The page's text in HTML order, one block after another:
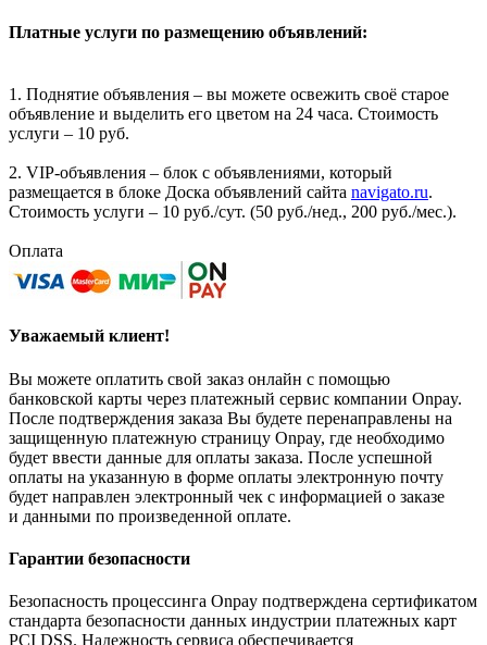
Платные услуги по размещению объявлений:
1. Поднятие объявления – вы можете освежить своё старое
объявление и выделить его цветом на 24 часа. Стоимость
услуги – 10 руб.
2. VIP-объявления – блок с объявлениями, который
размещается в блоке Доска объявлений сайта navigato.ru.
Стоимость услуги – 10 руб./сут. (50 руб./нед., 200 руб./мес.).
Оплата
Уважаемый клиент!
Вы можете оплатить свой заказ онлайн с помощью
банковской карты через платежный сервис компании Onpay.
После подтверждения заказа Вы будете перенаправлены на
защищенную платежную страницу Onpay, где необходимо
будет ввести данные для оплаты заказа. После успешной
оплаты на указанную в форме оплаты электронную почту
будет направлен электронный чек с информацией о заказе
и данными по произведенной оплате.
Гарантии безопасности
Безопасность процессинга Onpay подтверждена сертификатом
стандарта безопасности данных индустрии платежных карт
PCI DSS. Надежность сервиса обеспечивается